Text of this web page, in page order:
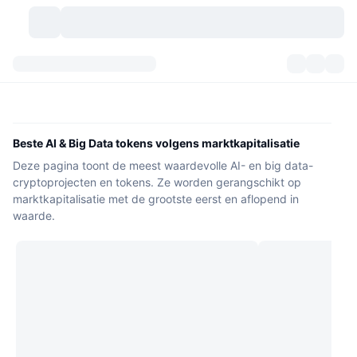
Categorieën
Historische snapshots
Marktoverzicht
Spotmarkt
Signalen New
Populair
Beurzen
Gecentraliseerde beurzen
Community
Beste AI & Big Data tokens volgens marktkapitalisatie
Deze pagina toont de meest waardevolle AI- en big data-
cryptoprojecten en tokens. Ze worden gerangschikt op
marktkapitalisatie met de grootste eerst en aflopend in
waarde.